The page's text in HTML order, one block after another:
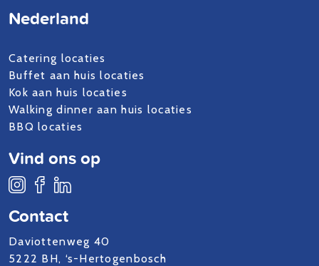
Contact
Daviottenweg 40
5222 BH, ‘s-Hertogenbosch
Nederland
Catering locaties
Buffet aan huis locaties
Kok aan huis locaties
Walking dinner aan huis locaties
BBQ locaties
Vind ons op